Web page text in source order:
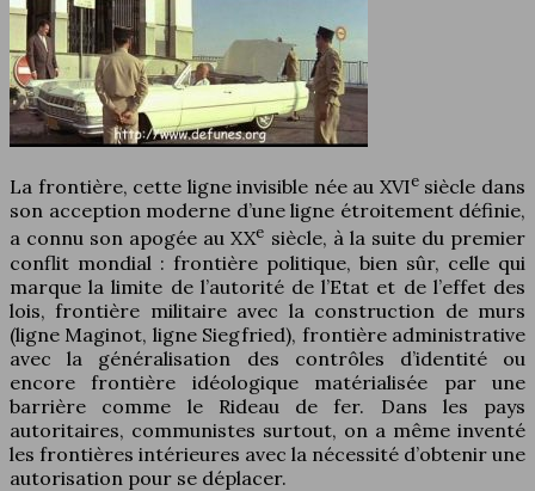
La frontière, cette ligne invisible née au XVIesiècle dans
son acception moderne d’une ligne étroitement définie,
a connu son apogée au XXe siècle, à la suite du premier
conflit mondial : frontière politique, bien sûr, celle qui
marque la limite de l’autorité de l’Etat et de l’effet des
lois, frontière militaire avec la construction de murs
(ligne Maginot, ligne Siegfried), frontière administrative
avec la généralisation des contrôles d’identité ou
encore frontière idéologique matérialisée par une
barrière comme le Rideau de fer. Dans les pays
autoritaires, communistes surtout, on a même inventé
les frontières intérieures avec la nécessité d’obtenir une
autorisation pour se déplacer.